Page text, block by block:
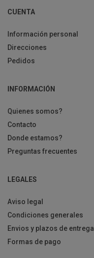
CUENTA
Información personal
Direcciones
Pedidos
INFORMACIÓN
Quienes somos?
Contacto
Donde estamos?
Preguntas frecuentes
LEGALES
Aviso legal
Condiciones generales
Envios y plazos de entrega
Formas de pago